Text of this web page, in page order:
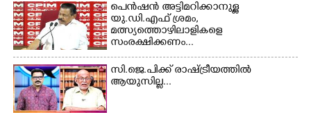
പെൻഷൻ അട്ടിമറിക്കാനുള്ള
യു.ഡി.എഫ് ശ്രമം,
മത്സ്യത്തൊഴിലാളികളെ
സംരക്ഷിക്കണം...
സി.ജെ.പിക്ക് രാഷ്ട്രീയത്തിൽ
ആയുസില്ല...